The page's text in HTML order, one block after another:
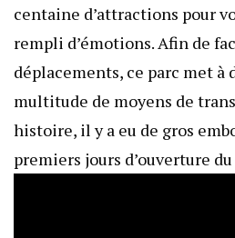
centaine d’attractions pour
rempli d’émotions. Afin de
déplacements, ce parc met à
multitude de moyens de
histoire, il y a eu de gros
premiers jours d’ouverture